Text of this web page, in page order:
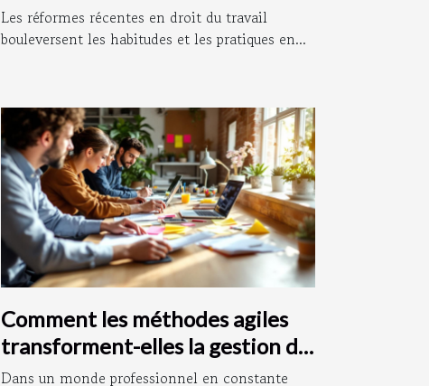
Les réformes récentes en droit du travail
bouleversent les habitudes et les pratiques en...
Comment les méthodes agiles
transforment-elles la gestion de
projet ?
Dans un monde professionnel en constante